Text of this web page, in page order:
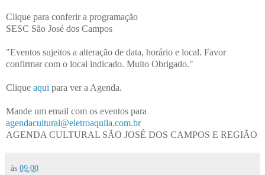
Clique para conferir a programação
SESC São José dos Campos
"Eventos sujeitos a alteração de data, horário e local. Favor
confirmar com o local indicado. Muito Obrigado."
Clique aqui para ver a Agenda.
Mande um email com os eventos para
agendacultural@eletroaquila.com.br
AGENDA CULTURAL SÃO JOSÉ DOS CAMPOS E REGIÃO
às 09:00